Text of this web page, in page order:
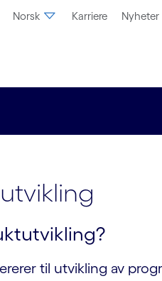
Norsk Karriere Nyheter
til utvikling av